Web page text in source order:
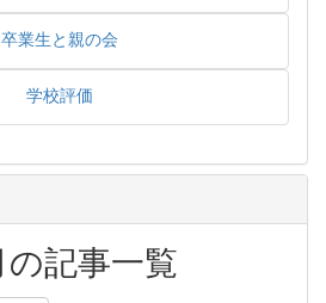
卒業生と親の会
学校評価
記事一覧